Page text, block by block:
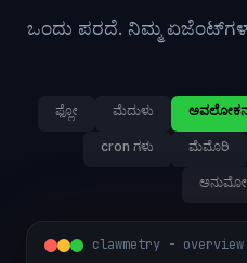
ಒಂದು ಪರದೆ. ನಿಮ್ಮ
ಫ್ಲೋ ಮೆದುಳು
cron ಗಳು ಮೆಮೊರಿ
clawmetry - overview